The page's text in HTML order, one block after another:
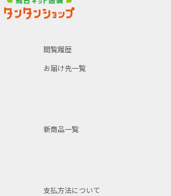
閲覧履歴
お届け先一覧
新商品一覧
支払方法について